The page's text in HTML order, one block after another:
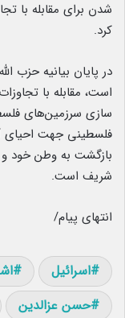
شدن برای مقابله با
کرد.
در پایان بیانیه حزب
است، مقابله با
سازی سرزمین‌های
فلسطینی جهت احیای
بازگشت به وطن خود
شریف است.
انتهای پیام/
اسرائیل
حسن عزالدین